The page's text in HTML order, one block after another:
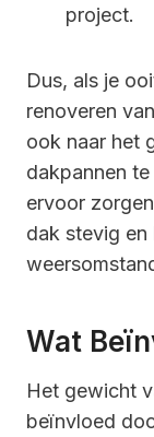
project.
Dus, als je
renoveren
ook naar het
dakpannen
ervoor
dak stevig
Wat
Het gewicht
beïnvloed